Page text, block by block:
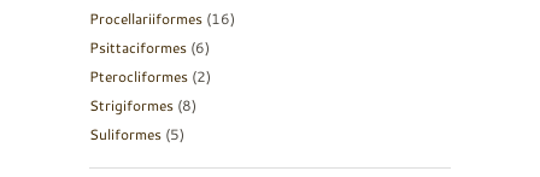
Procellariiformes (16)
Psittaciformes (6)
Pterocliformes (2)
Strigiformes (8)
Suliformes (5)